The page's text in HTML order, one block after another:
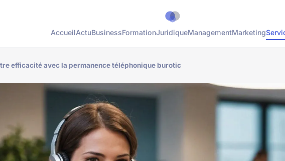
AccueilActuBusinessFormationJuridiqueManagementMarketing
efficacité avec la permanence téléphonique burotic